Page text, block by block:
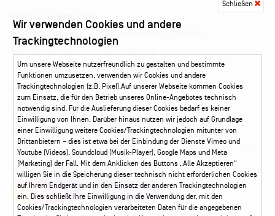
Medien & Branche
Booking Presse
Service
Kontakt Leichte Sprache
FAQ / Hilfe
Ticketshop Hamburg
Gutscheine
Callback-Service
Ticketservice 040 - 413 22 60
Social Media
Instagram Facebook
Schließen
Wir verwenden Cookies und andere
Trackingtechnologien
Um unsere Webseite nutzerfreundlich zu gestalten und bestimmte
Funktionen umzusetzen, verwenden wir Cookies und andere
Trackingtechnologien (z.B. Pixel).Auf unserer Webseite kommen Cookies
zum Einsatz, die für den Betrieb unseres Online-Angebotes technisch
notwendig sind. Für die Auslieferung dieser Cookies bedarf es keiner
Einwilligung von Ihnen. Darüber hinaus nutzen wir jedoch auf Grundlage
einer Einwilligung weitere Cookies/Trackingtechnologien mitunter von
Drittanbietern – dies ist etwa bei der Einbindung der Dienste Vimeo und
Youtube (Videos), Soundcloud (Musik-Player), Google Maps und Meta
(Marketing) der Fall. Mit dem Anklicken des Buttons „Alle Akzeptieren“
willigen Sie in die Speicherung dieser technisch nicht erforderlichen Cookies
auf Ihrem Endgerät und in den Einsatz der anderen Trackingtechnologien
ein. Dies schließt Ihre Einwilligung in die Verwendung der, mit den
Cookies/Trackingtechnologien verarbeiteten Daten für die angegebenen